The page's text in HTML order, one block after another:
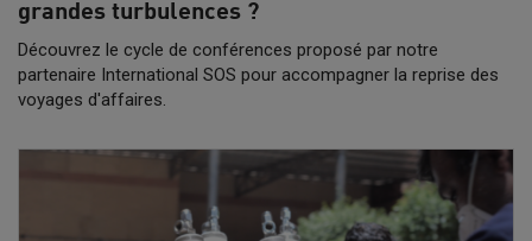
grandes turbulences ?
Découvrez le cycle de conférences proposé par notre
partenaire International SOS pour accompagner la reprise des
voyages d'affaires.